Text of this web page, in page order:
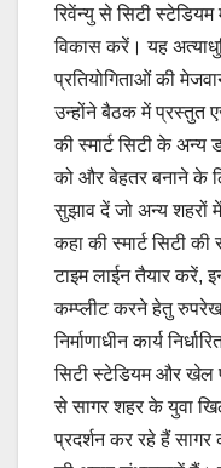
रिवेंन्यु से सिटी
विकास करें। यह
प्रतियोगिताओं की
उन्होंने बैठक में प्रस्तुत
की स्मार्ट सिटी के अन्य
को और बेहतर बनाने के
सुझाव दें जो अन्य शहरों
कहा की स्मार्ट सिटी
टाइम लाईन तैयार करें,
कम्प्लीट करने हेतु
निर्माणाधीन कार्य
सिटी स्टेडियम और खेल
से सागर शहर के युवा
प्रदर्शन कर रहे हैं